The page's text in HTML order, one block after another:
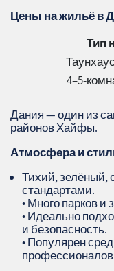
Цены на жильё в
Тип
4–5-
Дания — один из
районов Хайфы.
Атмосфера и
Тихий, зелёный,
стандартами.
• Много парков и
• Идеально
и безопасность.
• Популярен